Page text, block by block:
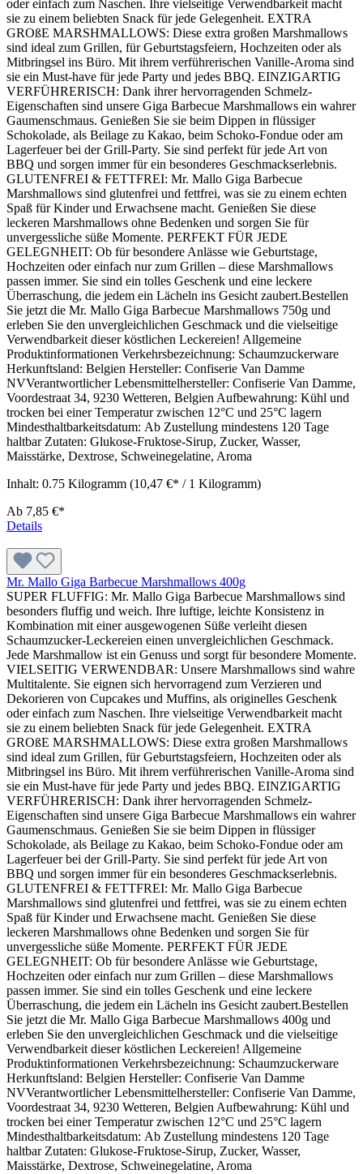
oder einfach zum Naschen. Ihre vielseitige Verwendbarkeit macht
sie zu einem beliebten Snack für jede Gelegenheit. EXTRA
GROßE MARSHMALLOWS: Diese extra großen Marshmallows
sind ideal zum Grillen, für Geburtstagsfeiern, Hochzeiten oder als
Mitbringsel ins Büro. Mit ihrem verführerischen Vanille-Aroma sind
sie ein Must-have für jede Party und jedes BBQ. EINZIGARTIG
VERFÜHRERISCH: Dank ihrer hervorragenden Schmelz-
Eigenschaften sind unsere Giga Barbecue Marshmallows ein wahrer
Gaumenschmaus. Genießen Sie sie beim Dippen in flüssiger
Schokolade, als Beilage zu Kakao, beim Schoko-Fondue oder am
Lagerfeuer bei der Grill-Party. Sie sind perfekt für jede Art von
BBQ und sorgen immer für ein besonderes Geschmackserlebnis.
GLUTENFREI & FETTFREI: Mr. Mallo Giga Barbecue
Marshmallows sind glutenfrei und fettfrei, was sie zu einem echten
Spaß für Kinder und Erwachsene macht. Genießen Sie diese
leckeren Marshmallows ohne Bedenken und sorgen Sie für
unvergessliche süße Momente. PERFEKT FÜR JEDE
GELEGNHEIT: Ob für besondere Anlässe wie Geburtstage,
Hochzeiten oder einfach nur zum Grillen – diese Marshmallows
passen immer. Sie sind ein tolles Geschenk und eine leckere
Überraschung, die jedem ein Lächeln ins Gesicht zaubert.Bestellen
Sie jetzt die Mr. Mallo Giga Barbecue Marshmallows 750g und
erleben Sie den unvergleichlichen Geschmack und die vielseitige
Verwendbarkeit dieser köstlichen Leckereien! Allgemeine
Produktinformationen Verkehrsbezeichnung: Schaumzuckerware
Herkunftsland: Belgien Hersteller: Confiserie Van Damme
NVVerantwortlicher Lebensmittelhersteller: Confiserie Van Damme,
Voordestraat 34, 9230 Wetteren, Belgien Aufbewahrung: Kühl und
trocken bei einer Temperatur zwischen 12°C und 25°C lagern
Mindesthaltbarkeitsdatum: Ab Zustellung mindestens 120 Tage
haltbar Zutaten: Glukose-Fruktose-Sirup, Zucker, Wasser,
Maisstärke, Dextrose, Schweinegelatine, Aroma
Inhalt: 0.75 Kilogramm (10,47 €* / 1 Kilogramm)
Ab 7,85 €*
Details
Mr. Mallo Giga Barbecue Marshmallows 400g
SUPER FLUFFIG: Mr. Mallo Giga Barbecue Marshmallows sind
besonders fluffig und weich. Ihre luftige, leichte Konsistenz in
Kombination mit einer ausgewogenen Süße verleiht diesen
Schaumzucker-Leckereien einen unvergleichlichen Geschmack.
Jede Marshmallow ist ein Genuss und sorgt für besondere Momente.
VIELSEITIG VERWENDBAR: Unsere Marshmallows sind wahre
Multitalente. Sie eignen sich hervorragend zum Verzieren und
Dekorieren von Cupcakes und Muffins, als originelles Geschenk
oder einfach zum Naschen. Ihre vielseitige Verwendbarkeit macht
sie zu einem beliebten Snack für jede Gelegenheit. EXTRA
GROßE MARSHMALLOWS: Diese extra großen Marshmallows
sind ideal zum Grillen, für Geburtstagsfeiern, Hochzeiten oder als
Mitbringsel ins Büro. Mit ihrem verführerischen Vanille-Aroma sind
sie ein Must-have für jede Party und jedes BBQ. EINZIGARTIG
VERFÜHRERISCH: Dank ihrer hervorragenden Schmelz-
Eigenschaften sind unsere Giga Barbecue Marshmallows ein wahrer
Gaumenschmaus. Genießen Sie sie beim Dippen in flüssiger
Schokolade, als Beilage zu Kakao, beim Schoko-Fondue oder am
Lagerfeuer bei der Grill-Party. Sie sind perfekt für jede Art von
BBQ und sorgen immer für ein besonderes Geschmackserlebnis.
GLUTENFREI & FETTFREI: Mr. Mallo Giga Barbecue
Marshmallows sind glutenfrei und fettfrei, was sie zu einem echten
Spaß für Kinder und Erwachsene macht. Genießen Sie diese
leckeren Marshmallows ohne Bedenken und sorgen Sie für
unvergessliche süße Momente. PERFEKT FÜR JEDE
GELEGNHEIT: Ob für besondere Anlässe wie Geburtstage,
Hochzeiten oder einfach nur zum Grillen – diese Marshmallows
passen immer. Sie sind ein tolles Geschenk und eine leckere
Überraschung, die jedem ein Lächeln ins Gesicht zaubert.Bestellen
Sie jetzt die Mr. Mallo Giga Barbecue Marshmallows 400g und
erleben Sie den unvergleichlichen Geschmack und die vielseitige
Verwendbarkeit dieser köstlichen Leckereien! Allgemeine
Produktinformationen Verkehrsbezeichnung: Schaumzuckerware
Herkunftsland: Belgien Hersteller: Confiserie Van Damme
NVVerantwortlicher Lebensmittelhersteller: Confiserie Van Damme,
Voordestraat 34, 9230 Wetteren, Belgien Aufbewahrung: Kühl und
trocken bei einer Temperatur zwischen 12°C und 25°C lagern
Mindesthaltbarkeitsdatum: Ab Zustellung mindestens 120 Tage
haltbar Zutaten: Glukose-Fruktose-Sirup, Zucker, Wasser,
Maisstärke, Dextrose, Schweinegelatine, Aroma